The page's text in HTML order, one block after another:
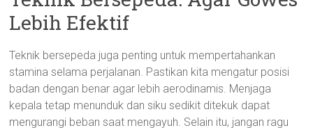
Lebih Efektif
Teknik bersepeda juga penting untuk mempertahankan
stamina selama perjalanan. Pastikan kita mengatur posisi
badan dengan benar agar lebih aerodinamis. Menjaga
kepala tetap menunduk dan siku sedikit ditekuk dapat
mengurangi beban saat mengayuh. Selain itu, jangan ragu